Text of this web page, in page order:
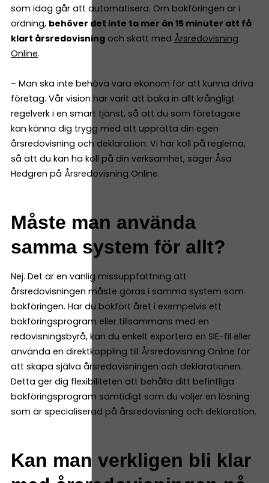
som idag går att automatisera. Om bokföringen är i
ordning, behöver det inte ta mer än 15 minuter att få
klart årsredovisning och skatt med Årsredovisning
Online.
– Man ska inte behöva vara ekonom för att kunna driva
företag. Vår vision har varit att baka in allt krångligt
regelverk i en smart tjänst, så att du som företagare
kan känna dig trygg med att upprätta din egen
årsredovisning och deklaration. Vi har koll på reglerna,
så att du kan ha koll på din verksamhet, säger Åsa
Hedgren på Årsredovisning Online.
Måste man använda
samma system för allt?
Nej. Det är en vanlig missuppfattning att
årsredovisningen måste göras i samma system som
bokföringen. Har du bokfört året i exempelvis ett
bokföringsprogram eller tillsammans med en
redovisningsbyrå, kan du enkelt exportera en SIE-fil eller
använda en direktkoppling till Årsredovisning Online för
att skapa själva årsredovisningen och deklarationen.
Detta ger dig flexibiliteten att behålla ditt befintliga
bokföringsprogram samtidigt som du väljer en lösning
som är specialiserad på årsredovisning och deklaration.
Kan man verkligen bli klar